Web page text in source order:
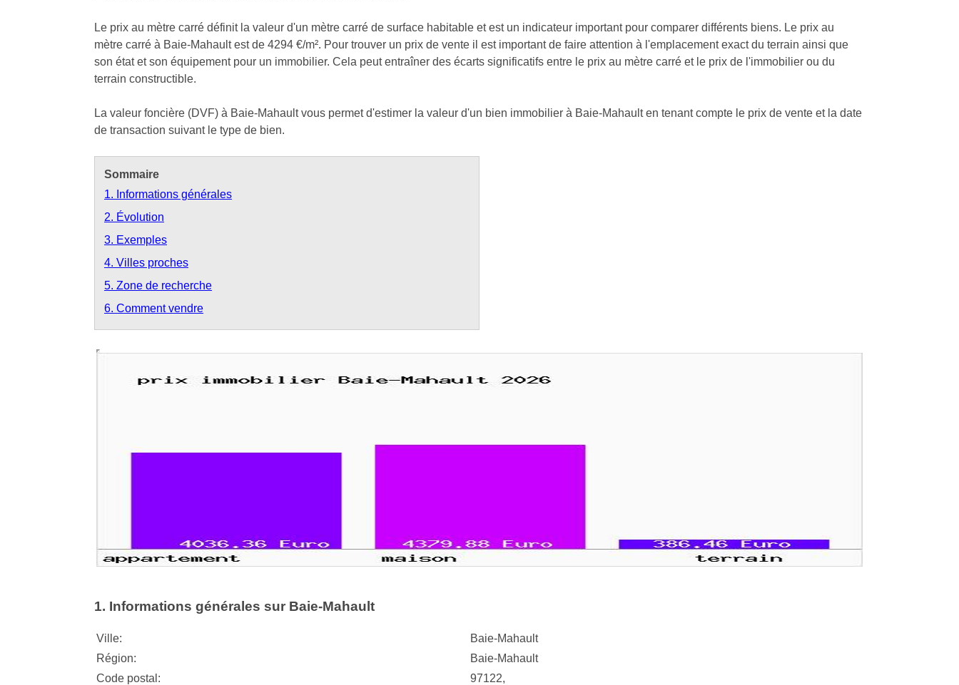
Le prix au mètre carré définit la valeur d'un mètre carré de surface habitable et est un indicateur important pour comparer différents biens. Le prix au
mètre carré à Baie-Mahault est de 4294 €/m². Pour trouver un prix de vente il est important de faire attention à l'emplacement exact du terrain ainsi que
son état et son équipement pour un immobilier. Cela peut entraîner des écarts significatifs entre le prix au mètre carré et le prix de l'immobilier ou du
terrain constructible.
La valeur foncière (DVF) à Baie-Mahault vous permet d'estimer la valeur d'un bien immobilier à Baie-Mahault en tenant compte le prix de vente et la date
de transaction suivant le type de bien.
Sommaire
1. Informations générales
2. Évolution
3. Exemples
4. Villes proches
5. Zone de recherche
6. Comment vendre
1. Informations générales sur Baie-Mahault
Ville:
Baie-Mahault
Région:
Baie-Mahault
Code postal:
97122,